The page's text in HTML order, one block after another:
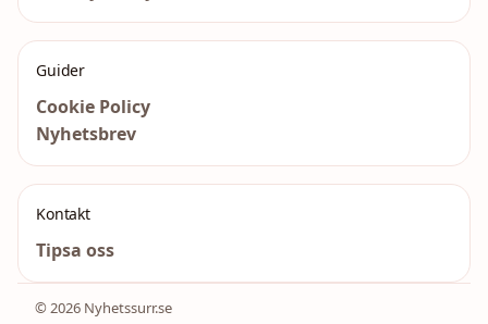
Guider
Cookie Policy
Nyhetsbrev
Kontakt
Tipsa oss
© 2026 Nyhetssurr.se